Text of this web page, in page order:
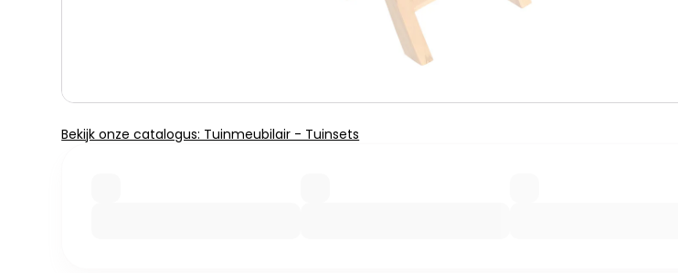
Bekijk onze catalogus: Tuinmeubilair - Tuinsets